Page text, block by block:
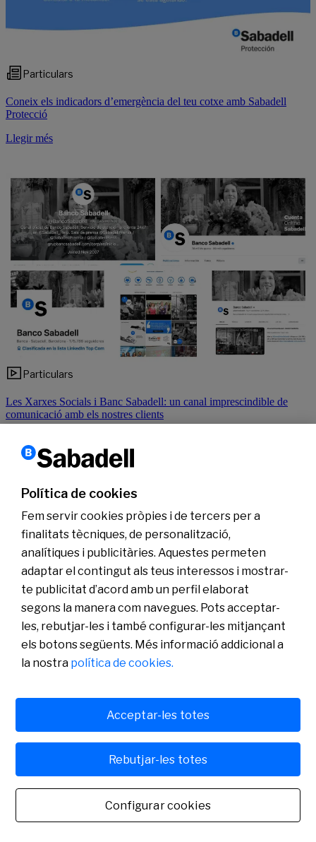
Particulars
Coneix els indicadors d’emergència del teu cotxe amb Sabadell
Protecció
Llegir més
Particulars
Les Xarxes Socials i Banc Sabadell: un canal imprescindible de
comunicació amb els nostres clients
Coneix-nos
Sala de Premsa
Actualitat
Pla de Pensions d’Ocupació Banc Sabadell
Mercantil de Barcelona, tom/I.R.U.S. 1000152932861, foli 873, full B-1561, NIF
A08000143. Entitat de crèdit sotmesa a la supervisió del Banc d’Espanya i inscrita en el
Registre administratiu especial amb el número 0081. Per a qualsevol consulta ens pots
contactar. Banc de Sabadell, S.A., 2022. Tots els drets reservats.
Política de cookies
Fem servir cookies pròpies i de tercers per a
finalitats tècniques, de personalització,
analítiques i publicitàries. Aquestes permeten
adaptar el contingut als teus interessos i mostrar-
te publicitat d’acord amb un perfil elaborat
segons la manera com navegues. Pots acceptar-
les, rebutjar-les i també configurar-les mitjançant
els botons següents. Més informació addicional a
la nostra política de cookies.
Configurar cookies
Rebutjar-les totes
Acceptar-les totes